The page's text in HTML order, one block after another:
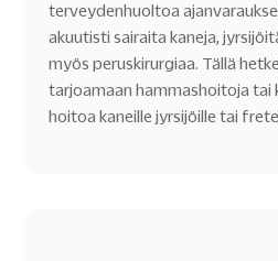
terveydenhuoltoa
akuutisti sairaita kaneja,
myös peruskirurgiaa. Tällä
tarjoamaan hammashoitoja tai
hoitoa kaneille jyrsijöille tai